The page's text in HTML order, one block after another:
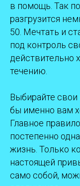
в помощь. Так
разгрузится
50. Мечтать и
под контроль
действительно
течению.
Выбирайте
бы именно вам
Главное
постепенно
жизнь. Только
настоящей
само собой,